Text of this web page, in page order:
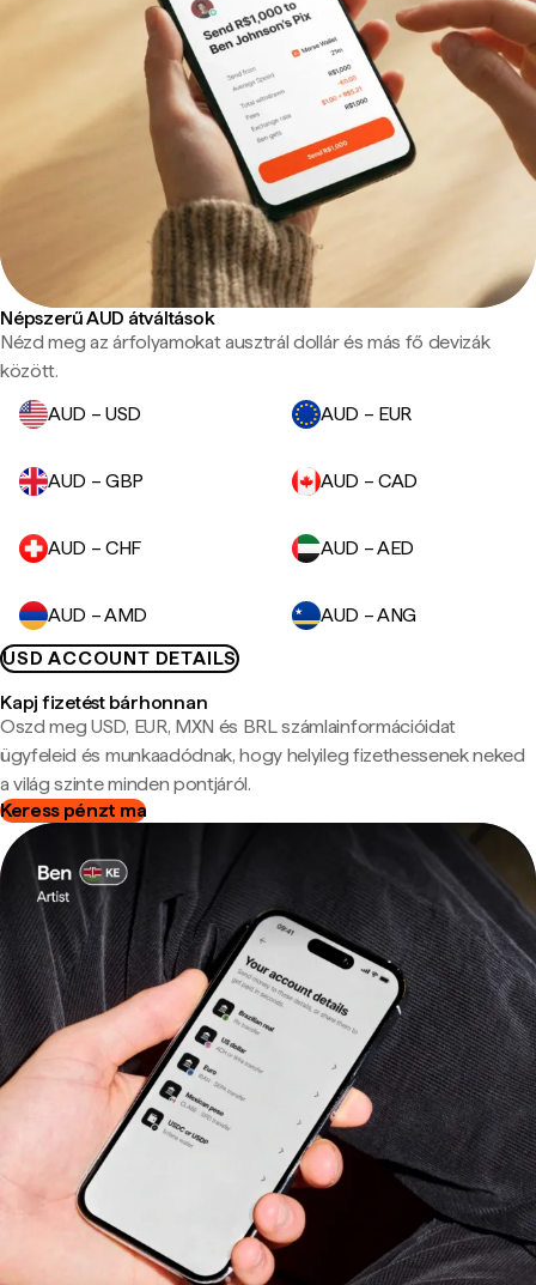
Népszerű AUD átváltások
Nézd meg az árfolyamokat ausztrál dollár és más fő devizák
között.
AUD – USD
AUD – EUR
AUD – GBP AUD – CAD
AUD – CHF AUD – AED
AUD – AMD
AUD – ANG
USD ACCOUNT DETAILS
Kapj fizetést bárhonnan
Oszd meg USD, EUR, MXN és BRL számlainformációidat
ügyfeleid és munkaadódnak, hogy helyileg fizethessenek neked
a világ szinte minden pontjáról.
Keress pénzt ma